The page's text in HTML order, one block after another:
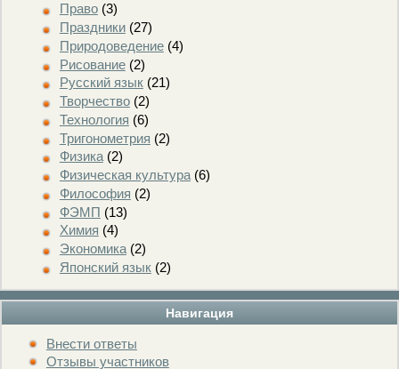
Право(3)
Праздники(27)
Природоведение(4)
Рисование(2)
Русский язык(21)
Творчество(2)
Технология (6)
Тригонометрия (2)
Физика(2)
Физическая культура(6)
Философия (2)
ФЭМП (13)
Химия (4)
Экономика(2)
Японский язык(2)
Навигация
Внести ответы
Отзывы участников